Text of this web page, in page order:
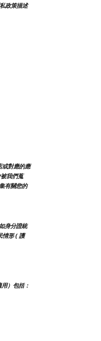
政策描述
或對應的應
我們蒐
有關您的
身分證統
情形 ( 護
）包括：